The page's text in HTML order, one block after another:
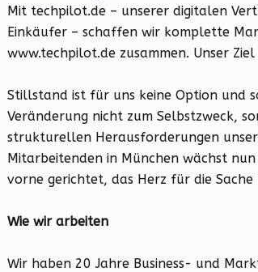
Mit techpilot.de – unserer digitalen
Einkäufer – schaffen wir komplette
www.techpilot.de zusammen. Unser
Stillstand ist für uns keine Option und
Veränderung nicht zum Selbstzweck,
strukturellen Herausforderungen
Mitarbeitenden in München wächst
vorne gerichtet, das Herz für die
Wie wir arbeiten
Wir haben 20 Jahre Business- und